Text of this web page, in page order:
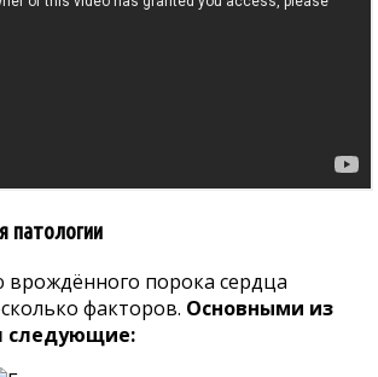
патологии
порока сердца
факторов. Основными из
следующие: